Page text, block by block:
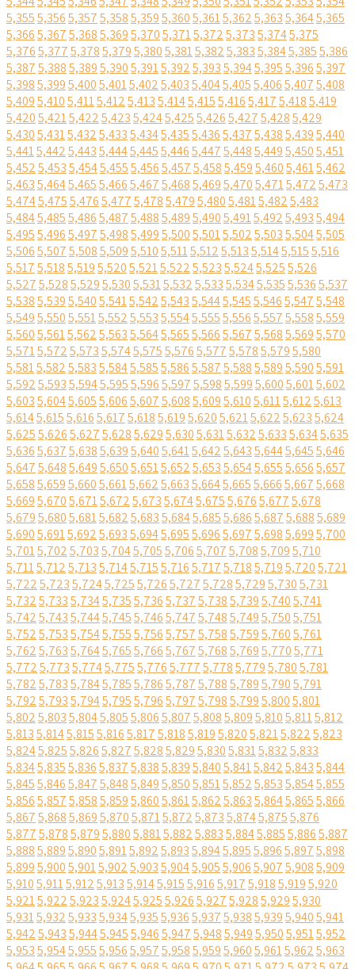
5,3555,3565,3575,3585,3595,3605,3615,3625,3635,3645,365
5,3665,3675,3685,3695,3705,3715,3725,3735,3745,375
5,3765,3775,3785,3795,3805,3815,3825,3835,3845,3855,386
5,3875,3885,3895,3905,3915,3925,3935,3945,3955,3965,397
5,3985,3995,4005,4015,4025,4035,4045,4055,4065,4075,408
5,4095,4105,4115,4125,4135,4145,4155,4165,4175,4185,419
5,4205,4215,4225,4235,4245,4255,4265,4275,4285,429
5,4305,4315,4325,4335,4345,4355,4365,4375,4385,4395,440
5,4415,4425,4435,4445,4455,4465,4475,4485,4495,4505,451
5,4525,4535,4545,4555,4565,4575,4585,4595,4605,4615,462
5,4635,4645,4655,4665,4675,4685,4695,4705,4715,4725,473
5,4745,4755,4765,4775,4785,4795,4805,4815,4825,483
5,4845,4855,4865,4875,4885,4895,4905,4915,4925,4935,494
5,4955,4965,4975,4985,4995,5005,5015,5025,5035,5045,505
5,5065,5075,5085,5095,5105,5115,5125,5135,5145,5155,516
5,5175,5185,5195,5205,5215,5225,5235,5245,5255,526
5,5275,5285,5295,5305,5315,5325,5335,5345,5355,5365,537
5,5385,5395,5405,5415,5425,5435,5445,5455,5465,5475,548
5,5495,5505,5515,5525,5535,5545,5555,5565,5575,5585,559
5,5605,5615,5625,5635,5645,5655,5665,5675,5685,5695,570
5,5715,5725,5735,5745,5755,5765,5775,5785,5795,580
5,5815,5825,5835,5845,5855,5865,5875,5885,5895,5905,591
5,5925,5935,5945,5955,5965,5975,5985,5995,6005,6015,602
5,6035,6045,6055,6065,6075,6085,6095,6105,6115,6125,613
5,6145,6155,6165,6175,6185,6195,6205,6215,6225,6235,624
5,6255,6265,6275,6285,6295,6305,6315,6325,6335,6345,635
5,6365,6375,6385,6395,6405,6415,6425,6435,6445,6455,646
5,6475,6485,6495,6505,6515,6525,6535,6545,6555,6565,657
5,6585,6595,6605,6615,6625,6635,6645,6655,6665,6675,668
5,6695,6705,6715,6725,6735,6745,6755,6765,6775,678
5,6795,6805,6815,6825,6835,6845,6855,6865,6875,6885,689
5,6905,6915,6925,6935,6945,6955,6965,6975,6985,6995,700
5,7015,7025,7035,7045,7055,7065,7075,7085,7095,710
5,7115,7125,7135,7145,7155,7165,7175,7185,7195,7205,721
5,7225,7235,7245,7255,7265,7275,7285,7295,7305,731
5,7325,7335,7345,7355,7365,7375,7385,7395,7405,741
5,7425,7435,7445,7455,7465,7475,7485,7495,7505,751
5,7525,7535,7545,7555,7565,7575,7585,7595,7605,761
5,7625,7635,7645,7655,7665,7675,7685,7695,7705,771
5,7725,7735,7745,7755,7765,7775,7785,7795,7805,781
5,7825,7835,7845,7855,7865,7875,7885,7895,7905,791
5,7925,7935,7945,7955,7965,7975,7985,7995,8005,801
5,8025,8035,8045,8055,8065,8075,8085,8095,8105,8115,812
5,8135,8145,8155,8165,8175,8185,8195,8205,8215,8225,823
5,8245,8255,8265,8275,8285,8295,8305,8315,8325,833
5,8345,8355,8365,8375,8385,8395,8405,8415,8425,8435,844
5,8455,8465,8475,8485,8495,8505,8515,8525,8535,8545,855
5,8565,8575,8585,8595,8605,8615,8625,8635,8645,8655,866
5,8675,8685,8695,8705,8715,8725,8735,8745,8755,876
5,8775,8785,8795,8805,8815,8825,8835,8845,8855,8865,887
5,8885,8895,8905,8915,8925,8935,8945,8955,8965,8975,898
5,8995,9005,9015,9025,9035,9045,9055,9065,9075,9085,909
5,9105,9115,9125,9135,9145,9155,9165,9175,9185,9195,920
5,9215,9225,9235,9245,9255,9265,9275,9285,9295,930
5,9315,9325,9335,9345,9355,9365,9375,9385,9395,9405,941
5,9425,9435,9445,9455,9465,9475,9485,9495,9505,9515,952
5,9535,9545,9555,9565,9575,9585,9595,9605,9615,9625,963